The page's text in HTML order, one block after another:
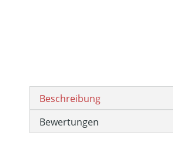
Beschreibung
Bewertungen